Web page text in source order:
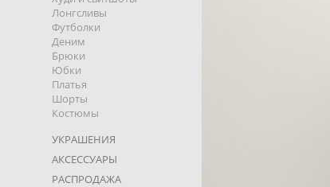
Лонгсливы
Футболки
Деним
Брюки
Юбки
Платья
Шорты
Костюмы
УКРАШЕНИЯ
АКСЕССУАРЫ
РАСПРОДАЖА